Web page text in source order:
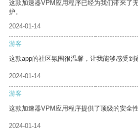
这款加速器VPM应用程序已经为我们带来了
护。
2024-01-14
游客
这款app的社区氛围很温馨，让我能够感受到
2024-01-14
游客
这款加速器VPM应用程序提供了顶级的安全性
2024-01-14